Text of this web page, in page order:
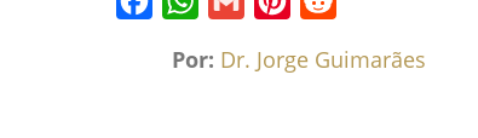
Por: Dr. Jorge Guimarães